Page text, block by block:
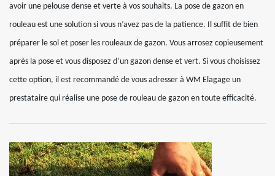
avoir une pelouse dense et verte à vos souhaits. La pose de gazon en
rouleau est une solution si vous n’avez pas de la patience. Il suffit de bien
préparer le sol et poser les rouleaux de gazon. Vous arrosez copieusement
après la pose et vous disposez d’un gazon dense et vert. Si vous choisissez
cette option, il est recommandé de vous adresser à WM Elagage un
prestataire qui réalise une pose de rouleau de gazon en toute efficacité.